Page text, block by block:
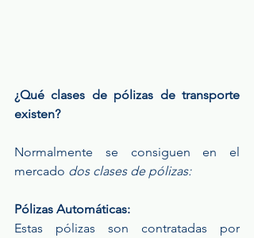
¿Qué clases de pólizas de transporte
existen?
Normalmente se consiguen en el
mercado dos clases de pólizas:
Pólizas Automáticas:
Estas pólizas son contratadas por